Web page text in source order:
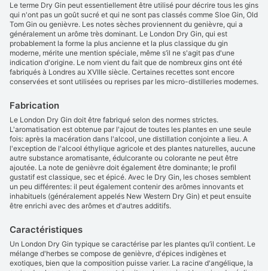
Le terme Dry Gin peut essentiellement être utilisé pour décrire tous les gins
qui n'ont pas un goût sucré et qui ne sont pas classés comme Sloe Gin, Old
Tom Gin ou genièvre. Les notes sèches proviennent du genièvre, qui a
généralement un arôme très dominant. Le London Dry Gin, qui est
probablement la forme la plus ancienne et la plus classique du gin
moderne, mérite une mention spéciale, même s’il ne s'agit pas d'une
indication d'origine. Le nom vient du fait que de nombreux gins ont été
fabriqués à Londres au XVIIIe siècle. Certaines recettes sont encore
conservées et sont utilisées ou reprises par les micro-distilleries modernes.
Fabrication
Le London Dry Gin doit être fabriqué selon des normes strictes.
L'aromatisation est obtenue par l'ajout de toutes les plantes en une seule
fois: après la macération dans l'alcool, une distillation conjointe a lieu. A
l'exception de l'alcool éthylique agricole et des plantes naturelles, aucune
autre substance aromatisante, édulcorante ou colorante ne peut être
ajoutée. La note de genièvre doit également être dominante; le profil
gustatif est classique, sec et épicé. Avec le Dry Gin, les choses semblent
un peu différentes: il peut également contenir des arômes innovants et
inhabituels (généralement appelés New Western Dry Gin) et peut ensuite
être enrichi avec des arômes et d'autres additifs.
Caractéristiques
Un London Dry Gin typique se caractérise par les plantes qu’il contient. Le
mélange d'herbes se compose de genièvre, d'épices indigènes et
exotiques, bien que la composition puisse varier. La racine d'angélique, la